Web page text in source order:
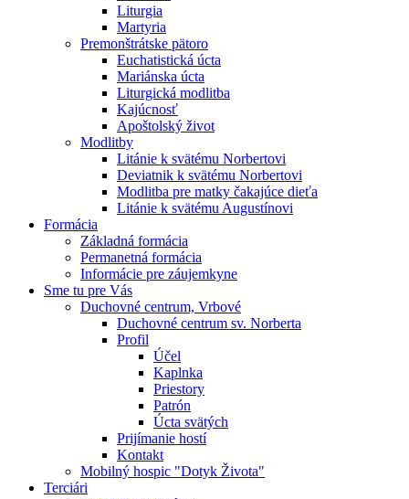
Liturgia
Martyria
Premonštrátske pätoro
Euchatistická úcta
Mariánska úcta
Liturgická modlitba
Kajúcnosť
Apoštolský život
Modlitby
Litánie k svätému Norbertovi
Deviatnik k svätému Norbertovi
Modlitba pre matky čakajúce dieťa
Litánie k svätému Augustínovi
Formácia
Základná formácia
Permanetná formácia
Informácie pre záujemkyne
Sme tu pre Vás
Duchovné centrum, Vrbové
Duchovné centrum sv. Norberta
Profil
Účel
Kaplnka
Priestory
Patrón
Úcta svätých
Prijímanie hostí
Kontakt
Mobilný hospic "Dotyk Života"
Terciári